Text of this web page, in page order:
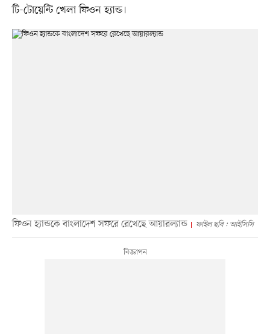
টি-টোয়েন্টি খেলা ফিওন হ্যান্ড।
ফিওন হ্যান্ডকে বাংলাদেশ সফরে রেখেছে আয়ারল্যান্ড ফাইল ছবি : আইসিসি